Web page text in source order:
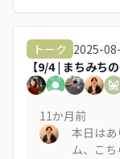
トーク 2025-
【9/4 | まちみち
11か月前
本日はあ
ム、こ